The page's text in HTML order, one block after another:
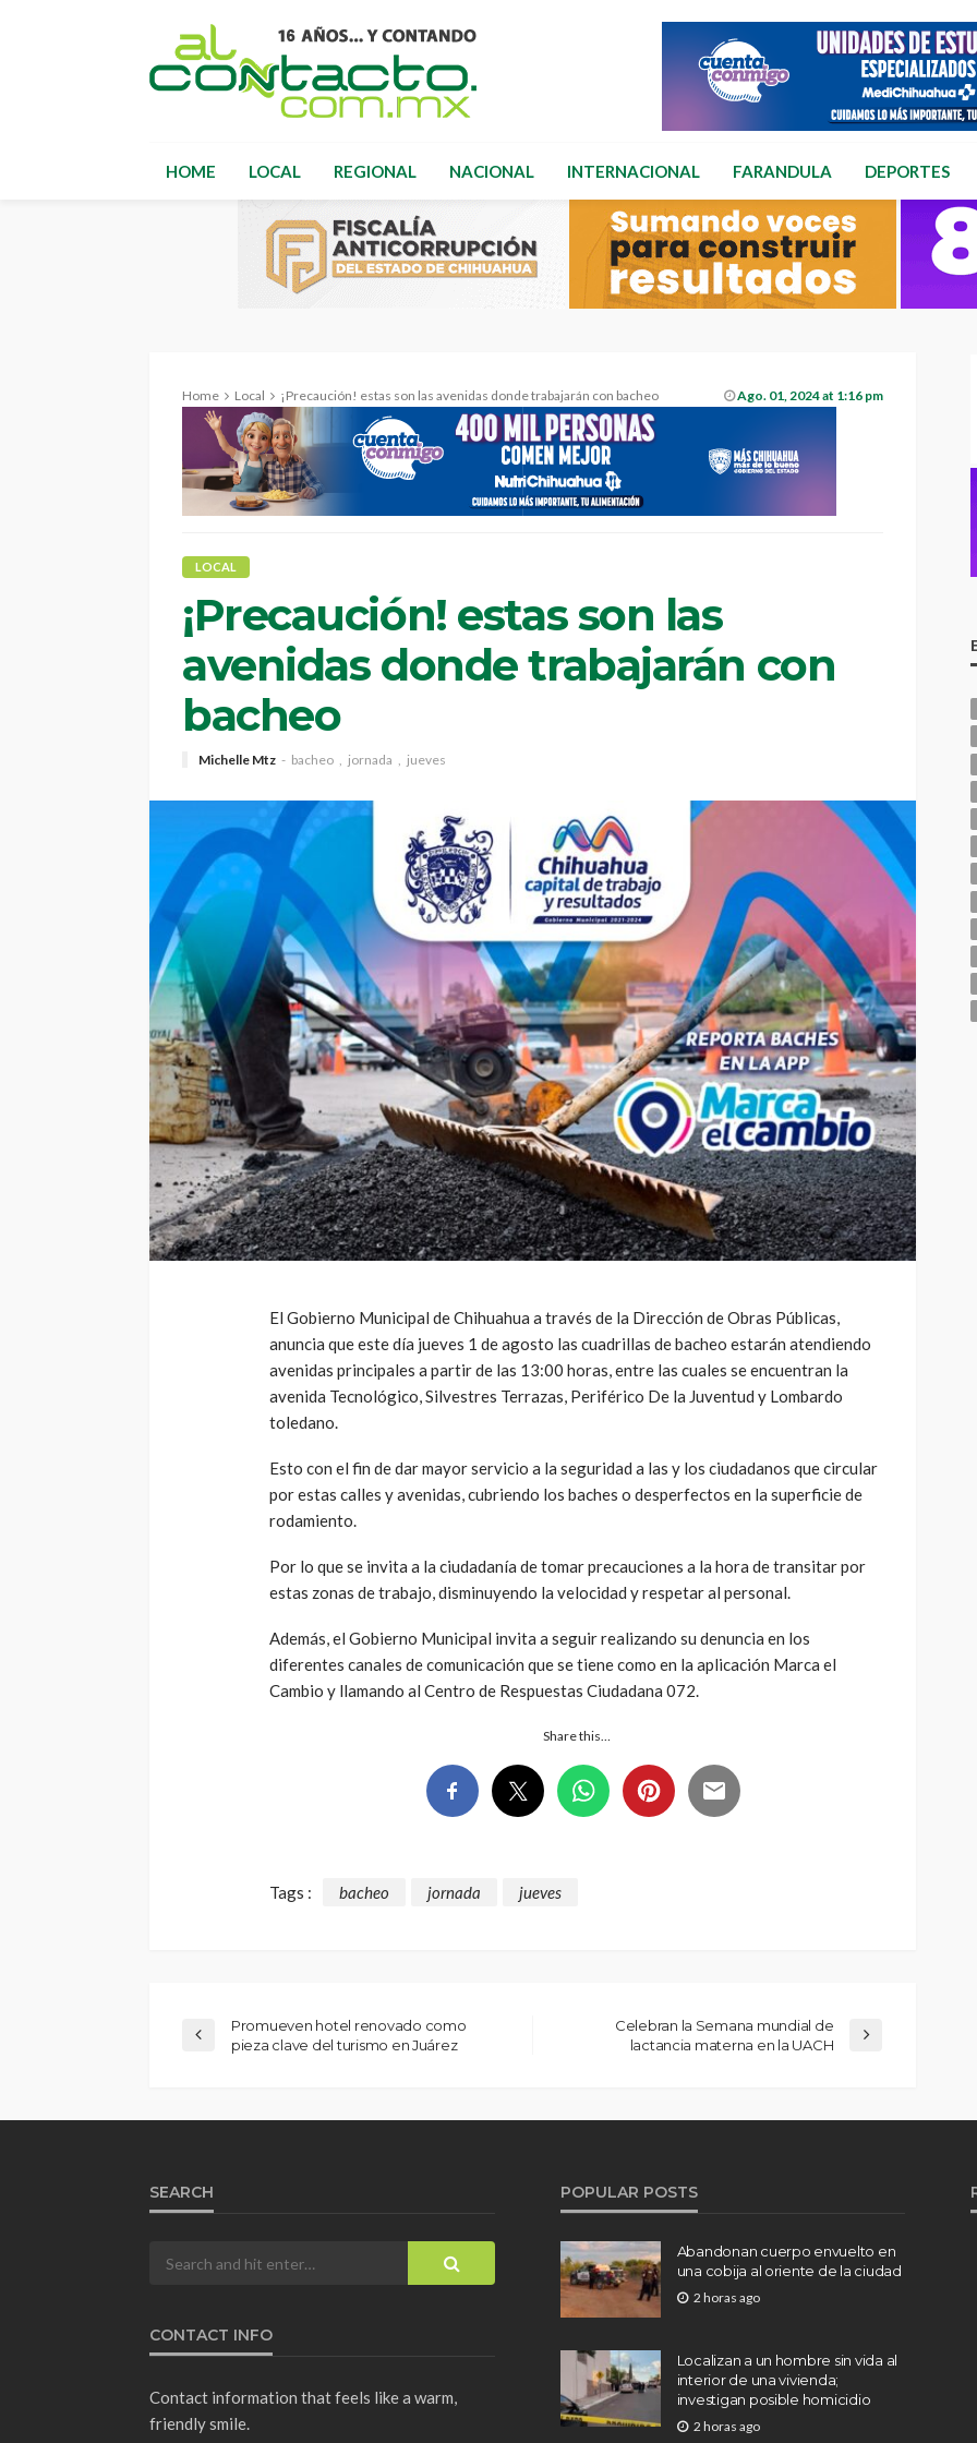
HOME LOCAL REGIONAL NACIONAL INTERNACIONAL FARANDULA DEPORTES
Home Local ¡Precaución! estas son las avenidas donde trabajarán con bacheo Ago. 01, 2024 at 1:16 pm
LOCAL
¡Precaución! estas son las
avenidas donde trabajarán con
bacheo
Michelle Mtz bacheo jornada jueves
El Gobierno Municipal de Chihuahua a través de la Dirección de Obras Públicas,
anuncia que este día jueves 1 de agosto las cuadrillas de bacheo estarán atendiendo
avenidas principales a partir de las 13:00 horas, entre las cuales se encuentran la
avenida Tecnológico, Silvestres Terrazas, Periférico De la Juventud y Lombardo
toledano.
Esto con el fin de dar mayor servicio a la seguridad a las y los ciudadanos que circular
por estas calles y avenidas, cubriendo los baches o desperfectos en la superficie de
rodamiento.
Por lo que se invita a la ciudadanía de tomar precauciones a la hora de transitar por
estas zonas de trabajo, disminuyendo la velocidad y respetar al personal.
Además, el Gobierno Municipal invita a seguir realizando su denuncia en los
diferentes canales de comunicación que se tiene como en la aplicación Marca el
Cambio y llamando al Centro de Respuestas Ciudadana 072.
Share this…
Tags : bacheo jornada jueves
Promueven hotel renovado como
pieza clave del turismo en Juárez
Celebran la Semana mundial de
lactancia materna en la UACH
SEARCH
CONTACT INFO
Contact information that feels like a warm,
friendly smile.
POPULAR POSTS
Abandonan cuerpo envuelto en
una cobija al oriente de la ciudad
2 horas ago
Localizan a un hombre sin vida al
interior de una vivienda;
investigan posible homicidio
2 horas ago